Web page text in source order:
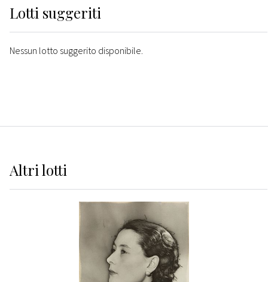
Lotti suggeriti
Nessun lotto suggerito disponibile.
Altrilotti